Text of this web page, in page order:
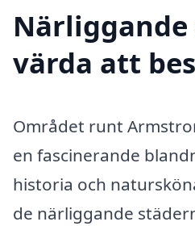
värda att
Området runt
en fascinerande
historia och
de närliggande